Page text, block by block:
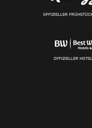
OFFIZIELLER
OFFIZIELLER